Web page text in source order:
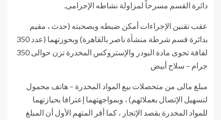
دائرة القسم مسرحاً لمزاولة نشاطه الإجرامى.
عقب تقنين الإجراءات أمكن ضبطه وبصحبته (حدث ، مقيم
بدائرة قسم شرطة منشأة ناصر بالقاهرة) وبحوزتهما (عدد 350
لفافة تحوى مادة البودر والإستروكس المخدرة تزن حوالى 350
جرام – سلاح أبيض
مبلغ مالى من متحصلات بيع المواد المخدرة – هاتف محمول
لتسهيل الإتصال بعملائهم) ، وبمواجهتهما إعترافا بحيازتهما
للمواد المخدرة بقصد الإتجار ، كما أقر المتهم الأول أن المبلغ